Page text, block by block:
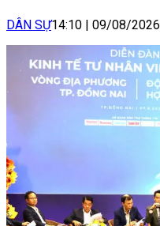
DÂN SỰ14:10 | 09/08/2026